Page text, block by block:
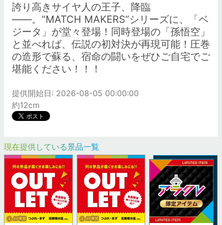
誇り高きサイヤ人の王子、降臨
――。“MATCH MAKERS”シリーズに、「ベ
ジータ」が堂々登場！同時登場の「孫悟空」
と並べれば、伝説の初対決が再現可能！圧巻
の造形で蘇る、宿命の闘いをぜひご自宅でご
堪能ください！！！
提供開始日: 2026-08-05 00:00:00
約12cm
現在提供している景品一覧